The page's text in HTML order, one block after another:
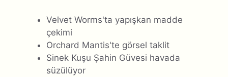
Velvet Worms'ta yapışkan madde
çekimi
Orchard Mantis'te görsel taklit
Sinek Kuşu Şahin Güvesi havada
süzülüyor